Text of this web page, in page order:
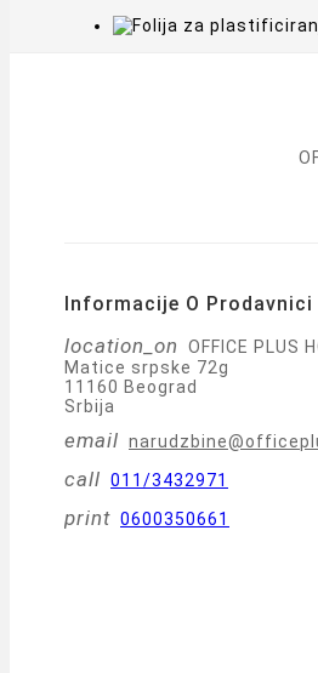
Informacije O Prodavnici
location_on
OFFICE PLUS
Matice srpske 72g
11160 Beograd
Srbija
email
call 011/3432971
print 0600350661